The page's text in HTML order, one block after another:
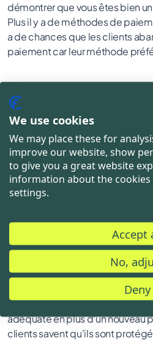
démontrer que vous êtes bien
Plus il y a de méthodes de
a de chances que les clients
paiement car leur méthode
9. La confidentialité
Dans notre monde numérique,
personnelles ne doit pas être
protection des données
loi sont impératifs. Feriez-vous
qui traite les données de ses
irresponsable ?
10. Créer un sentiment
L'intégration de l'assurance
offre aux clients une garantie
en œuvre avec un partenaire
clics, il est possible de
adéquate en plus d'un nouveau
clients savent qu'ils sont
We use cookies
We may place these for
improve our website, show
to give you a great website
information about the cookies
settings.
Accept
No,
Deny